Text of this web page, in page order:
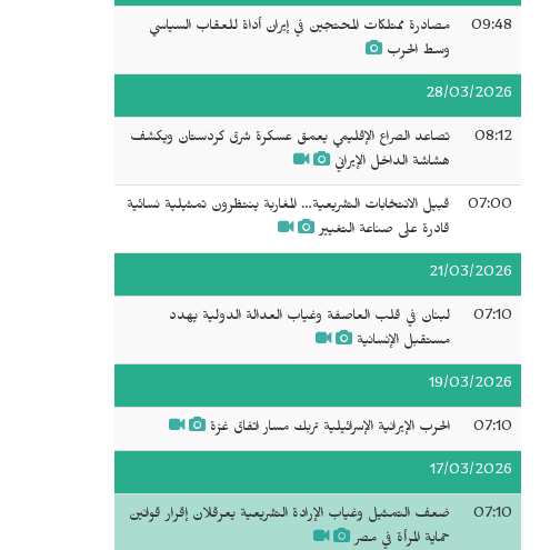
09:48
مصادرة ممتلكات المحتجين في إيران أداة للعقاب السياسي
وسط الحرب
28/03/2026
08:12
تصاعد الصراع الإقليمي يعمق عسكرة شرق كردستان ويكشف
هشاشة الداخل الإيراني
07:00
قبيل الانتخابات التشريعية… المغاربة ينتظرون تمثيلية نسائية
قادرة على صناعة التغيير
21/03/2026
07:10
لبنان في قلب العاصفة وغياب العدالة الدولية يهدد
مستقبل الإنسانية
19/03/2026
07:10 الحرب الإيرانية الإسرائيلية تربك مسار اتفاق غزة
17/03/2026
07:10
ضعف التمثيل وغياب الإرادة التشريعية يعرقلان إقرار قوانين
حماية المرأة في مصر